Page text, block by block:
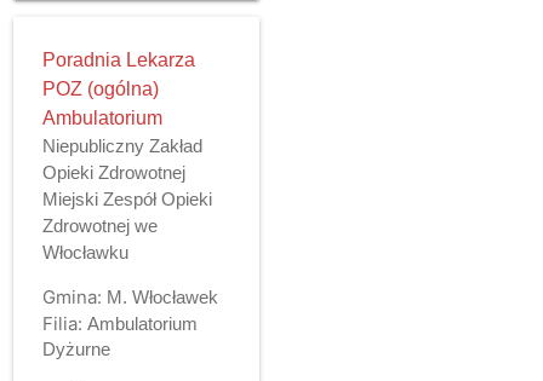
Poradnia Lekarza
POZ (ogólna)
Ambulatorium
Niepubliczny Zakład
Opieki Zdrowotnej
Miejski Zespół Opieki
Zdrowotnej we
Włocławku
Gmina: M. Włocławek
Filia: Ambulatorium
Dyżurne